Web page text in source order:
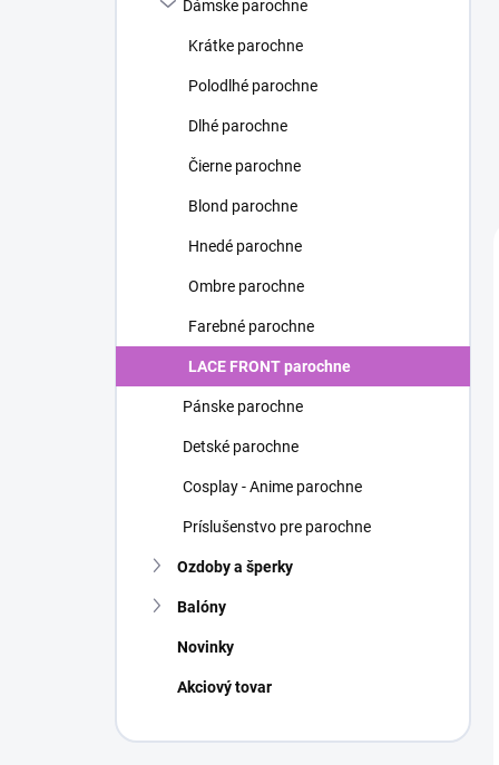
Dámske parochne
Krátke parochne
Polodlhé parochne
Dlhé parochne
Čierne parochne
Blond parochne
Hnedé parochne
Ombre parochne
Farebné parochne
LACE FRONT parochne
Pánske parochne
Detské parochne
Cosplay - Anime parochne
Príslušenstvo pre parochne
Ozdoby a šperky
Balóny
Novinky
Akciový tovar